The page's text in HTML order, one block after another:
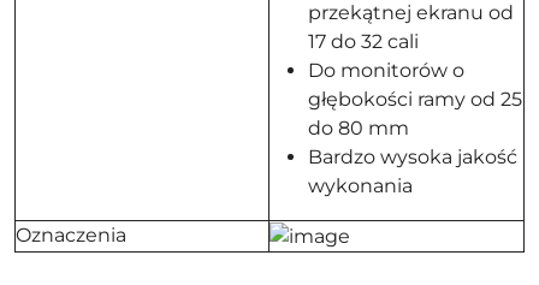
przekątnej ekranu od
17 do 32 cali
Do monitorów o
głębokości ramy od 25
do 80 mm
Bardzo wysoka jakość
wykonania
Oznaczenia